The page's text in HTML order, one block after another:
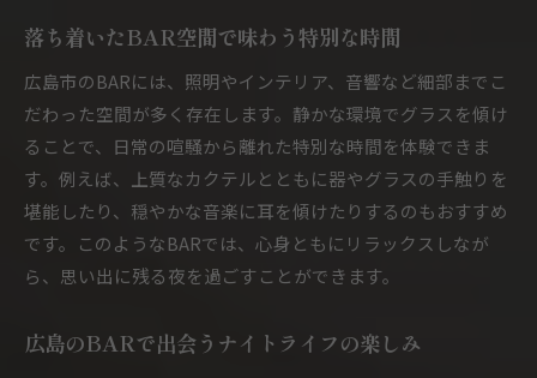
朝まで開いているBARの特徴と魅力を比較
BARで味わう大人のナイトライフ体験談
広島市BARで過ごした印象的な一夜の記録
BARで出会った大人の社交と交流エピソード
朝まで楽しめるBARのリアルな体験談紹介
BARでの心に残る出来事とその魅力を解説
BAR好きが実感した広島市の夜の深さ
カクテルと会話が彩る広島市の夜
落ち着いたBAR空間で味わう特別な時間
広島市のBARには、照明やインテリア、音響など細部までこ
だわった空間が多く存在します。静かな環境でグラスを傾け
ることで、日常の喧騒から離れた特別な時間を体験できま
す。例えば、上質なカクテルとともに器やグラスの手触りを
堪能したり、穏やかな音楽に耳を傾けたりするのもおすすめ
です。このようなBARでは、心身ともにリラックスしなが
ら、思い出に残る夜を過ごすことができます。
広島のBARで出会うナイトライフの楽しみ